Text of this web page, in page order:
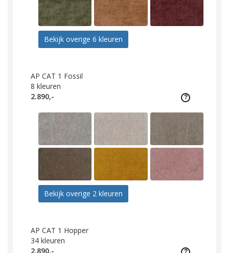
Bekijk overige 6 kleuren
AP CAT 1 Fossil
8 kleuren
2.890,-
Bekijk overige 2 kleuren
AP CAT 1 Hopper
34 kleuren
2.890,-